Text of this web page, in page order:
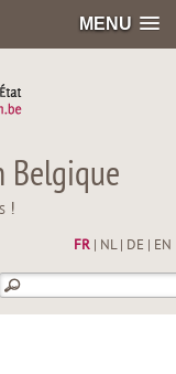
MENU
Belgique
!
FR| NL| DE EN